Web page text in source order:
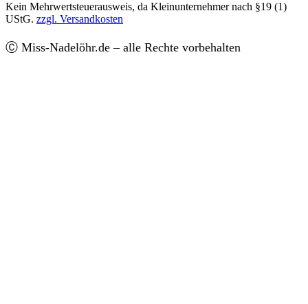
Kein Mehrwertsteuerausweis, da Kleinunternehmer nach §19 (1)
UStG. zzgl. Versandkosten
Ⓒ Miss-Nadelöhr.de – alle Rechte vorbehalten